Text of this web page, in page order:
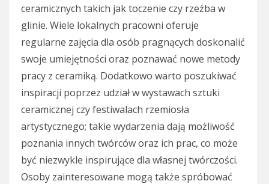
ceramicznych takich jak toczenie czy rzeźba w
glinie. Wiele lokalnych pracowni oferuje
regularne zajęcia dla osób pragnących doskonalić
swoje umiejętności oraz poznawać nowe metody
pracy z ceramiką. Dodatkowo warto poszukiwać
inspiracji poprzez udział w wystawach sztuki
ceramicznej czy festiwalach rzemiosła
artystycznego; takie wydarzenia dają możliwość
poznania innych twórców oraz ich prac, co może
być niezwykle inspirujące dla własnej twórczości.
Osoby zainteresowane mogą także spróbować